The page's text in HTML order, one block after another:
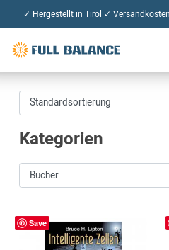
✓ Hergestellt in Tirol ✓
Kategorien
Save